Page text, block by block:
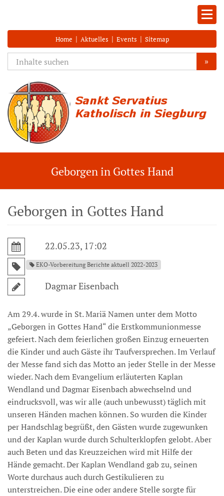
Home | Aktuelles | Events | Sitemap
»
Geborgen in Gottes Hand
Geborgen in Gottes Hand
22.05.23, 17:02
EKO-Vorbereitung Berichte aktuell 2022-2023
Dagmar Eisenbach
Am 29.4. wurde in St. Mariä Namen unter dem Motto
„Geborgen in Gottes Hand“ die Erstkommunionmesse
gefeiert. Nach dem feierlichen großen Einzug erneuerten
die Kinder und auch Gäste ihr Taufversprechen. Im Verlauf
der Messe fand sich das Motto an jeder Stelle in der Messe
wieder. Nach dem Evangelium erläuterten Kaplan
Wendland und Dagmar Eisenbach abwechselnd und
eindrucksvoll, was wir alle (auch unbewusst) täglich mit
unseren Händen machen können. So wurden die Kinder
per Handschlag begrüßt, den Gästen wurde zugewunken
und der Kaplan wurde durch Schulterklopfen gelobt. Aber
auch Beten und das Kreuzzeichen wird mit Hilfe der
Hände gemacht. Der Kaplan Wendland gab zu, seinen
Worte durchaus auch durch Gestikulieren zu
unterstreichen. Die eine oder andere Stelle sorgte für